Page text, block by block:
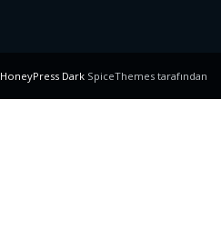
HoneyPress DarkSpiceThemes tarafından